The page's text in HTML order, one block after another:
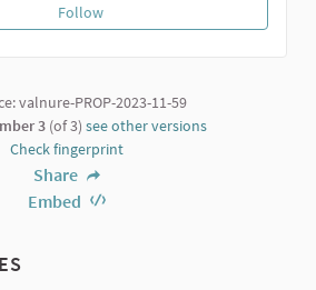
FollowBiblioteca di Carpaneto
valnure-PROP-2023-11-59
3 (of 3) see other versions
Check fingerprint
Share
Embed